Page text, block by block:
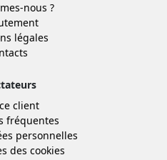
nous ?
légales
client
fréquentes
personnelles
des cookies